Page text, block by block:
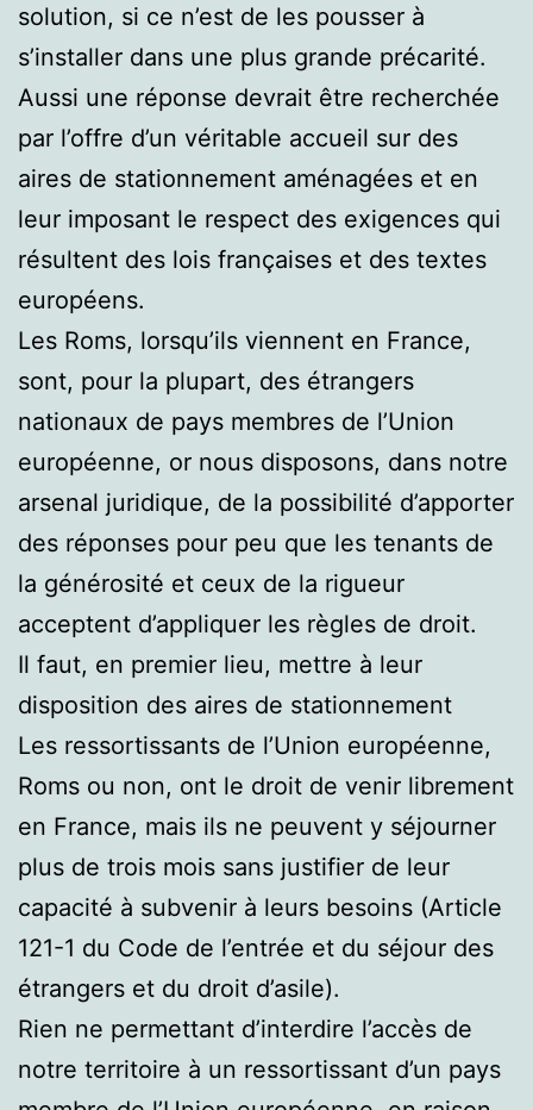
solution, si ce n’est de les pousser à
s’installer dans une plus grande précarité.
Aussi une réponse devrait être recherchée
par l’offre d’un véritable accueil sur des
aires de stationnement aménagées et en
leur imposant le respect des exigences qui
résultent des lois françaises et des textes
européens.
Les Roms, lorsqu’ils viennent en France,
sont, pour la plupart, des étrangers
nationaux de pays membres de l’Union
européenne, or nous disposons, dans notre
arsenal juridique, de la possibilité d’apporter
des réponses pour peu que les tenants de
la générosité et ceux de la rigueur
acceptent d’appliquer les règles de droit.
Il faut, en premier lieu, mettre à leur
disposition des aires de stationnement
Les ressortissants de l’Union européenne,
Roms ou non, ont le droit de venir librement
en France, mais ils ne peuvent y séjourner
plus de trois mois sans justifier de leur
capacité à subvenir à leurs besoins (Article
121-1 du Code de l’entrée et du séjour des
étrangers et du droit d’asile).
Rien ne permettant d’interdire l’accès de
notre territoire à un ressortissant d’un pays